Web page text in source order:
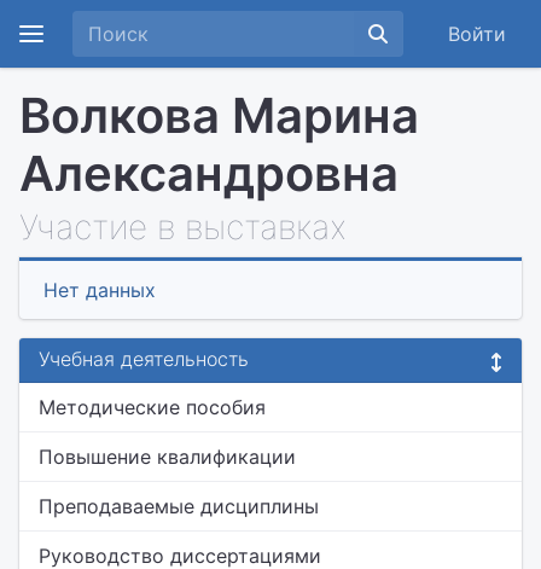
Войти
Волкова Марина
Александровна
Участие в выставках
Нет данных
Учебная деятельность
Методические пособия
Повышение квалификации
Преподаваемые дисциплины
Руководство диссертациями